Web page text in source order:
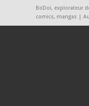
BoDoï, explorateur
comics, mangas |